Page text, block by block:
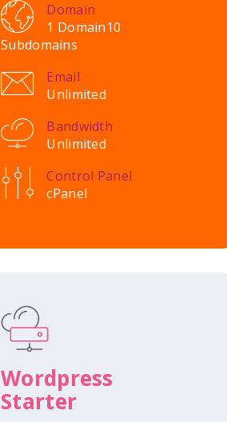
Domain
1 Domain10
Subdomains
Email
Unlimited
Bandwidth
Unlimited
Control Panel
cPanel
Wordpress
Starter